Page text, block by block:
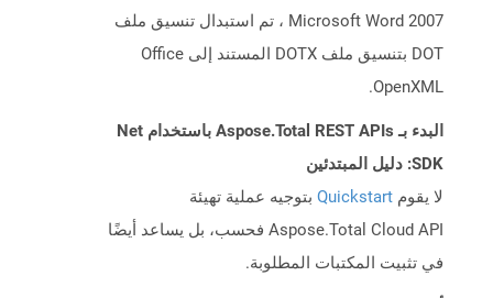
Microsoft Word 2007 ، تم استبدال تنسيق ملف
DOT بتنسيق ملف DOTX المستند إلى Office
OpenXML.
البدء بـ Aspose.Total REST APIs باستخدام Net
SDK: دليل المبتدئين
لا يقوم Quickstart بتوجيه عملية تهيئة
Aspose.Total Cloud API فحسب، بل يساعد أيضًا
في تثبيت المكتبات المطلوبة.